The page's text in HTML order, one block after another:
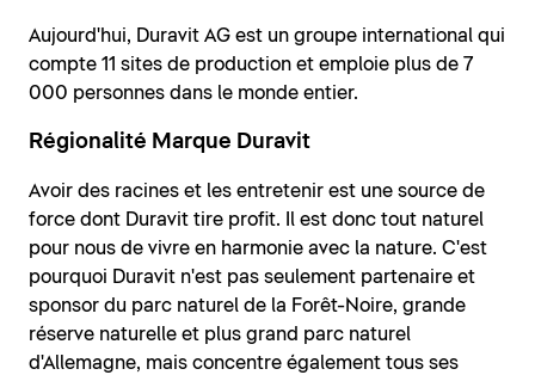
Aujourd'hui, Duravit AG est un groupe international qui
compte 11 sites de production et emploie plus de 7
000 personnes dans le monde entier.
Régionalité Marque Duravit
Avoir des racines et les entretenir est une source de
force dont Duravit tire profit. Il est donc tout naturel
pour nous de vivre en harmonie avec la nature. C'est
pourquoi Duravit n'est pas seulement partenaire et
sponsor du parc naturel de la Forêt-Noire, grande
réserve naturelle et plus grand parc naturel
d'Allemagne, mais concentre également tous ses